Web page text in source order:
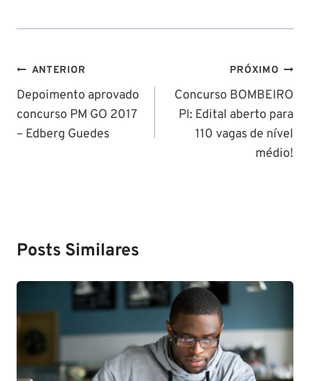
Navegação
de
Post
ANTERIOR
Depoimento aprovado
concurso PM GO 2017
– Edberg Guedes
PRÓXIMO
Concurso BOMBEIRO
PI: Edital aberto para
110 vagas de nível
médio!
Posts Similares